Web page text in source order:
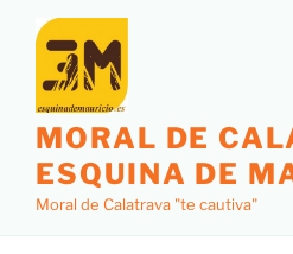
contenido
MORAL DE
ESQUINA DE
Moral de Calatrava "te cautiva"